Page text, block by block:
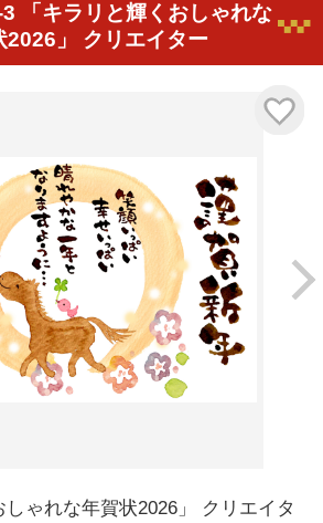
「キラリと輝くおしゃれな
2026」 クリエイター
しゃれな年賀状2026」 クリエイタ